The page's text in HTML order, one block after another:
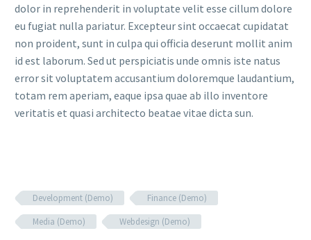
dolor in reprehenderit in voluptate velit esse cillum dolore
eu fugiat nulla pariatur. Excepteur sint occaecat cupidatat
non proident, sunt in culpa qui officia deserunt mollit anim
id est laborum. Sed ut perspiciatis unde omnis iste natus
error sit voluptatem accusantium doloremque laudantium,
totam rem aperiam, eaque ipsa quae ab illo inventore
veritatis et quasi architecto beatae vitae dicta sun.
Development (Demo)
Finance (Demo)
Media (Demo)
Webdesign (Demo)